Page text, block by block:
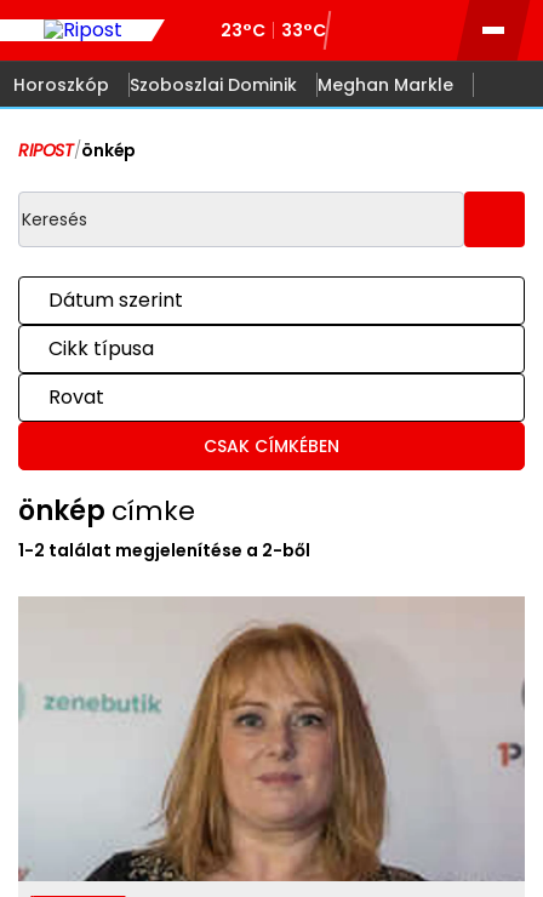
23°C 33°C
Horoszkóp Szoboszlai Dominik Meghan Markle
RIPOST/önkép
Dátum szerint
Cikk típusa
Rovat
CSAK CÍMKÉBEN
önkép címke
1-2 találat megjelenítése a 2-ből